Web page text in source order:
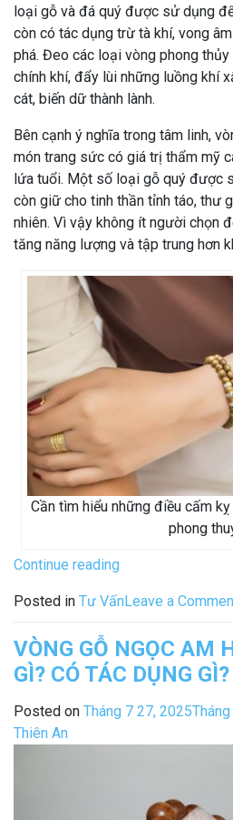
loại gỗ và đá quý được sử dụng
còn có tác dụng trừ tà khí, vong
phá. Đeo các loại vòng phong
chính khí, đẩy lùi những luồng khí
cát, biến dữ thành lành.
Bên cạnh ý nghĩa trong tâm linh,
món trang sức có giá trị thẩm mỹ
lứa tuổi. Một số loại gỗ quý được
còn giữ cho tinh thần tỉnh táo, thư
nhiên. Vì vậy không ít người chọn
tăng năng lượng và tập trung hơn
Cần tìm hiểu những điều cấm
phong
Continue reading
Cấm
Khi
Đeo
Phong
Posted in Tư VấnLeave a
VÒNG GỖ NGỌC AM
GÌ? CÓ TÁC DỤNG GÌ?
Posted on Tháng 7 27, 2025
Thiên An